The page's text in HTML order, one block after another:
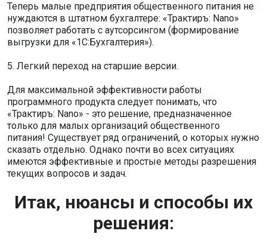
Теперь малые предприятия общественного питания не
нуждаются в штатном бухгалтере: «Трактиръ: Nano»
позволяет работать с аутсорсингом (формирование
выгрузки для «1С:Бухгалтерия»).
5. Легкий переход на старшие версии.
Для максимальной эффективности работы
программного продукта следует понимать, что
«Трактиръ: Nano» - это решение, предназначенное
только для малых организаций общественного
питания! Существует ряд ограничений, о которых нужно
сказать отдельно. Однако почти во всех ситуациях
имеются эффективные и простые методы разрешения
текущих вопросов и задач.
Итак, нюансы и способы их
решения: